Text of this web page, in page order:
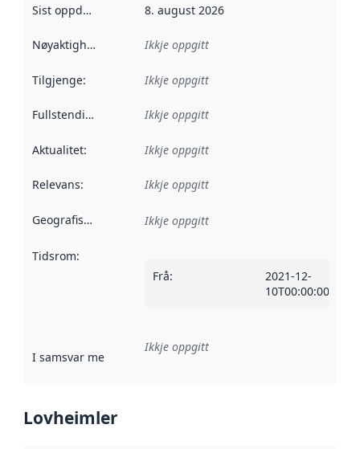
Sist oppdatert 8. august 2026
Nøyaktigheit Ikkje oppgitt
Tilgjenge: Ikkje oppgitt
Fullstendigheit Ikkje oppgitt
Aktualitet: Ikkje oppgitt
Relevans: Ikkje oppgitt
Geografisk område Ikkje oppgitt
Tidsrom:
Frå:
2021-12-
10T00:00:00Z
I samsvar med Referanse til ei implementeringsregel eller
Ikkje oppgitt
Lovheimler